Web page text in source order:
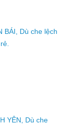
BÁI, Dù che lệch
YÊN, Dù che